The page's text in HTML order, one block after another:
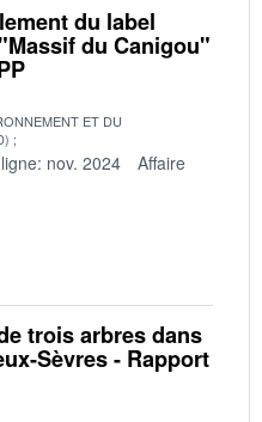
du label
du Canigou"
ET DU
nov. 2024
Affaire
trois arbres dans
Sèvres - Rapport